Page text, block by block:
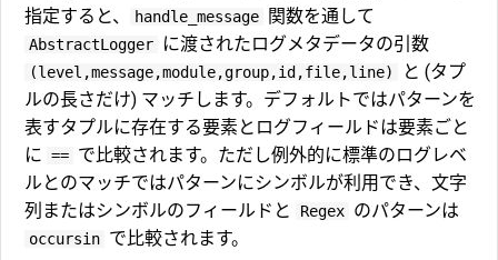
指定すると、
handle_message 関数を通して
AbstractLogger に渡されたログメタデータの引数
(level,message,module,group,id,file,line)
と (タプ
ルの長さだけ) マッチします。デフォルトではパターンを
表すタプルに存在する要素とログフィールドは要素ごと
に == で比較されます。ただし例外的に標準のログレベ
ルとのマッチではパターンにシンボルが利用でき、文字
列またはシンボルのフィールドと
Regex のパターンは
occursin で比較されます。